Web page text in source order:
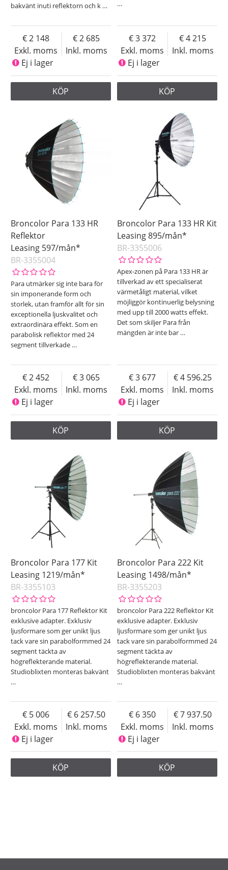
bakvänt inuti reflektorn och k …
Exkl. moms
2 148
Inkl. moms
2 685
Ej i lager
KÖP
…
Exkl. moms
3 372
Inkl. moms
4 215
Ej i lager
KÖP
Broncolor Para 133 HR
Reflektor
Leasing 597/mån*
BR-3355004
Para utmärker sig inte bara för
sin imponerande form och
storlek, utan framför allt för sin
exceptionella ljuskvalitet och
extraordinära effekt. Som en
parabolisk reflektor med 24
segment tillverkade …
Exkl. moms
2 452
Inkl. moms
3 065
Ej i lager
KÖP
Broncolor Para 133 HR Kit
Leasing 895/mån*
BR-3355006
Apex-zonen på Para 133 HR är
tillverkad av ett specialiserat
värmetåligt material, vilket
möjliggör kontinuerlig belysning
med upp till 2000 watts effekt.
Det som skiljer Para från
mängden är inte bar …
Exkl. moms
3 677
Inkl. moms
4 596.25
Ej i lager
KÖP
Broncolor Para 177 Kit
Leasing 1219/mån*
BR-3355103
broncolor Para 177 Reflektor Kit
exklusive adapter. Exklusiv
ljusformare som ger unikt ljus
tack vare sin parabolformmed 24
segment täckta av
högreflekterande material.
Studioblixten monteras bakvänt
…
Exkl. moms
5 006
Inkl. moms
6 257.50
Ej i lager
KÖP
Broncolor Para 222 Kit
Leasing 1498/mån*
BR-3355203
broncolor Para 222 Reflektor Kit
exklusive adapter. Exklusiv
ljusformare som ger unikt ljus
tack vare sin parabolformmed 24
segment täckta av
högreflekterande material.
Studioblixten monteras bakvänt
…
Exkl. moms
6 350
Inkl. moms
7 937.50
Ej i lager
KÖP